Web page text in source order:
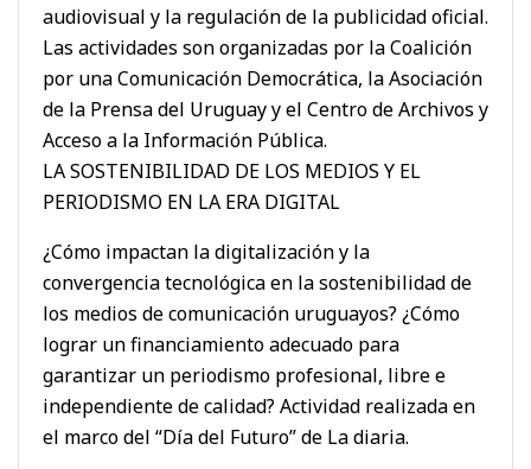
audiovisual y la regulación de la publicidad oficial.
Las actividades son organizadas por la Coalición
por una Comunicación Democrática, la Asociación
de la Prensa del Uruguay y el Centro de Archivos y
Acceso a la Información Pública.
LA SOSTENIBILIDAD DE LOS MEDIOS Y EL
PERIODISMO EN LA ERA DIGITAL
¿Cómo impactan la digitalización y la
convergencia tecnológica en la sostenibilidad de
los medios de comunicación uruguayos? ¿Cómo
lograr un financiamiento adecuado para
garantizar un periodismo profesional, libre e
independiente de calidad? Actividad realizada en
el marco del “Día del Futuro” de La diaria.